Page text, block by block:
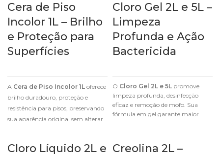
Cera de Piso
Incolor 1L – Brilho
e Proteção para
Superfícies
A Cera de Piso Incolor 1L oferece
brilho duradouro, proteção e
resistência para pisos, preservando
sua aparência original sem alterar
Cloro Gel 2L e 5L –
Limpeza
Profunda e Ação
Bactericida
O Cloro Gel 2L e 5L promove
limpeza profunda, desinfecção
eficaz e remoção de mofo. Sua
fórmula em gel garante maior
Cloro Líquido 2L e Creolina 2L –